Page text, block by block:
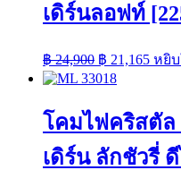
เดิร์นลอฟท์
฿24,900 Original
price
was:
฿ 21,165
price
หยิ
โคมไฟคริสตัล
เดิร์น ลักชัวรี่